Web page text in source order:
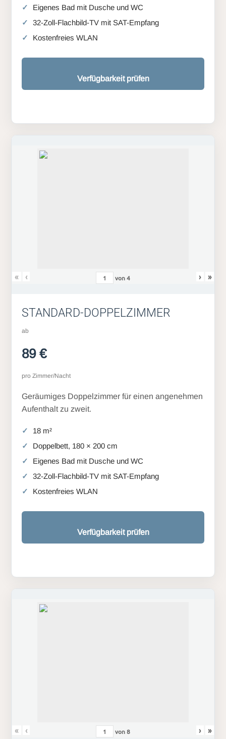
Eigenes Bad mit Dusche und WC
32-Zoll-Flachbild-TV mit SAT-Empfang
Kostenfreies WLAN
Verfügbarkeit prüfen
« ‹ von4 › »
STANDARD-DOPPELZIMMER
ab
89 €
pro Zimmer/Nacht
Geräumiges Doppelzimmer für einen angenehmen
Aufenthalt zu zweit.
18 m²
Doppelbett, 180 × 200 cm
Eigenes Bad mit Dusche und WC
32-Zoll-Flachbild-TV mit SAT-Empfang
Kostenfreies WLAN
Verfügbarkeit prüfen
« ‹ von8 › »